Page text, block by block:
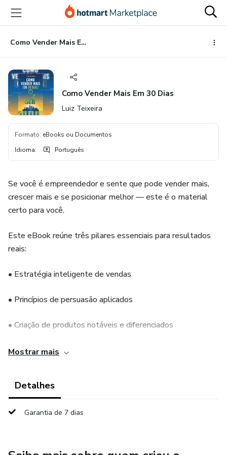
para
conteúdo
principal
para
pagamento
para
rodapé
Como Vender Mais Em 30 Dias
Como Vender Mais Em 30 Dias
Luiz Teixeira
Formato: eBooks ou Documentos
Idioma: Português
Se você é empreendedor e sente que pode vender mais,
crescer mais e se posicionar melhor — este é o material
certo para você.
Este eBook reúne três pilares essenciais para resultados
reais:
• Estratégia inteligente de vendas
• Princípios de persuasão aplicados
• Criação de produtos notáveis e diferenciados
Você vai aprender a desenvolver necessidades antes de
Aqui não existe teoria vazia.
Mostrar mais
Detalhes
Garantia de 7 dias